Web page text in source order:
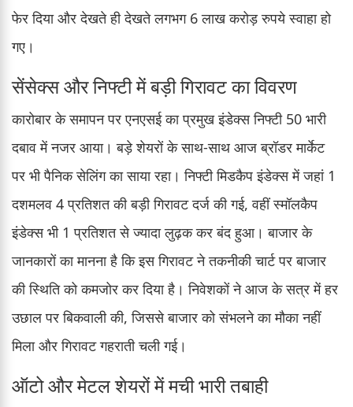
फेर दिया और देखते ही देखते लगभग 6 लाख करोड़ रुपये स्वाहा हो
गए।
सेंसेक्स और निफ्टी में बड़ी गिरावट का विवरण
कारोबार के समापन पर एनएसई का प्रमुख इंडेक्स निफ्टी 50 भारी
दबाव में नजर आया। बड़े शेयरों के साथ-साथ आज ब्रॉडर मार्केट
पर भी पैनिक सेलिंग का साया रहा। निफ्टी मिडकैप इंडेक्स में जहां 1
दशमलव 4 प्रतिशत की बड़ी गिरावट दर्ज की गई, वहीं स्मॉलकैप
इंडेक्स भी 1 प्रतिशत से ज्यादा लुढ़क कर बंद हुआ। बाजार के
जानकारों का मानना है कि इस गिरावट ने तकनीकी चार्ट पर बाजार
की स्थिति को कमजोर कर दिया है। निवेशकों ने आज के सत्र में हर
उछाल पर बिकवाली की, जिससे बाजार को संभलने का मौका नहीं
मिला और गिरावट गहराती चली गई।
ऑटो और मेटल शेयरों में मची भारी तबाही